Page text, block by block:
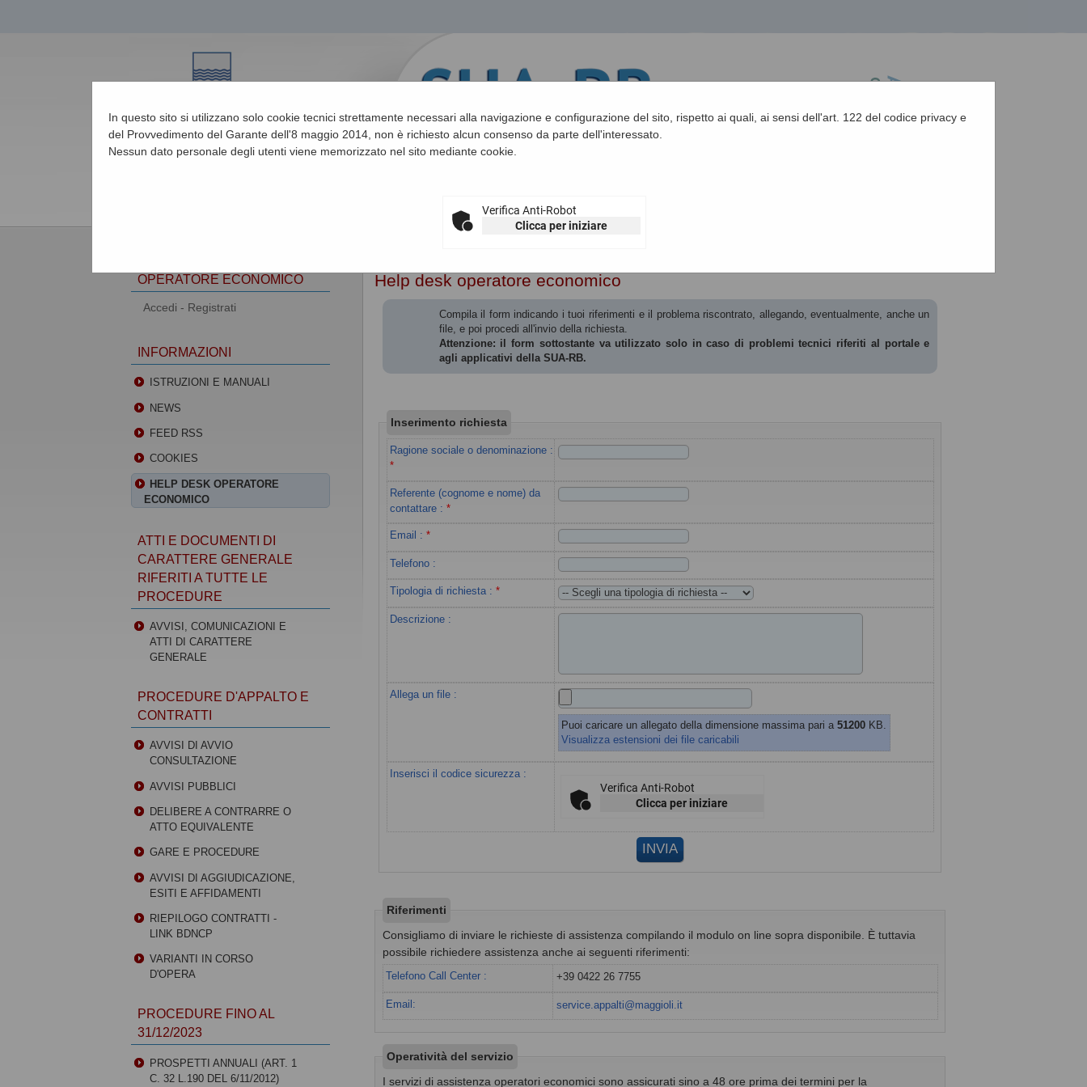
Informazioni »Help desk operatore economico
In questo sito si utilizzano solo cookie tecnici strettamente necessari alla navigazione e configurazione del sito, rispetto ai quali, ai sensi dell'art. 122 del codice privacy e
del Provvedimento del Garante dell'8 maggio 2014, non è richiesto alcun consenso da parte dell'interessato.
Nessun dato personale degli utenti viene memorizzato nel sito mediante cookie.
Verifica Anti-Robot
Clicca per iniziare
Help desk operatore economico
Compila il form indicando i tuoi riferimenti e il problema riscontrato, allegando, eventualmente, anche un
file, e poi procedi all'invio della richiesta.
Attenzione: il form sottostante va utilizzato solo in caso di problemi tecnici riferiti al portale e
agli applicativi della SUA-RB.
Inserimento richiesta
Ragione sociale o denominazione :
*
Referente (cognome e nome) da
contattare :*
Email :*
Telefono :
Tipologia di richiesta :*
Descrizione :
Allega un file :
Puoi caricare un allegato della dimensione massima pari a51200 KB.
Visualizza estensioni dei file caricabili
Inserisci il codice sicurezza :
Verifica Anti-Robot
Clicca per iniziare
Riferimenti
Consigliamo di inviare le richieste di assistenza compilando il modulo on line sopra disponibile. È tuttavia
possibile richiedere assistenza anche ai seguenti riferimenti:
Telefono Call Center : +39 0422 26 7755
Email: service.appalti@maggioli.it
Operatività del servizio
I servizi di assistenza operatori economici sono assicurati sino a 48 ore prima dei termini per la
OPERATORE ECONOMICO
Accedi - Registrati
INFORMAZIONI
ISTRUZIONI E MANUALI
NEWS
FEED RSS
COOKIES
HELP DESK OPERATORE
ECONOMICO
ATTI E DOCUMENTI DI
CARATTERE GENERALE
RIFERITI A TUTTE LE
PROCEDURE
AVVISI, COMUNICAZIONI E
ATTI DI CARATTERE
GENERALE
PROCEDURE D'APPALTO E
CONTRATTI
AVVISI DI AVVIO
CONSULTAZIONE
AVVISI PUBBLICI
DELIBERE A CONTRARRE O
ATTO EQUIVALENTE
GARE E PROCEDURE
AVVISI DI AGGIUDICAZIONE,
ESITI E AFFIDAMENTI
RIEPILOGO CONTRATTI -
LINK BDNCP
VARIANTI IN CORSO
D'OPERA
PROCEDURE FINO AL
31/12/2023
PROSPETTI ANNUALI (ART. 1
C. 32 L.190 DEL 6/11/2012)